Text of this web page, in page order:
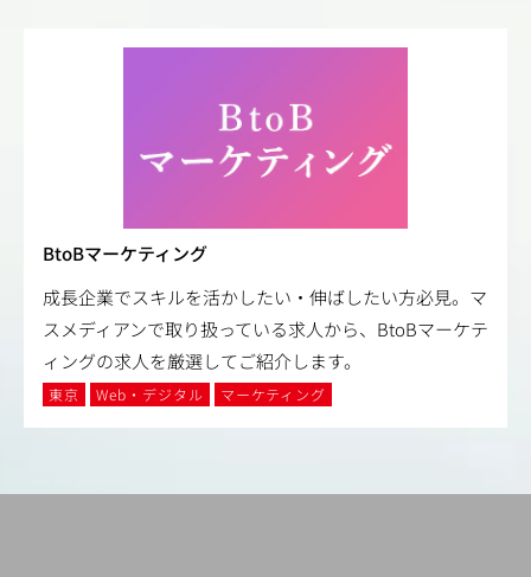
BtoBマーケティング
成長企業でスキルを活かしたい・伸ばしたい方必見。マ
スメディアンで取り扱っている求人から、BtoBマーケテ
ィングの求人を厳選してご紹介します。
東京 Web・デジタル マーケティング